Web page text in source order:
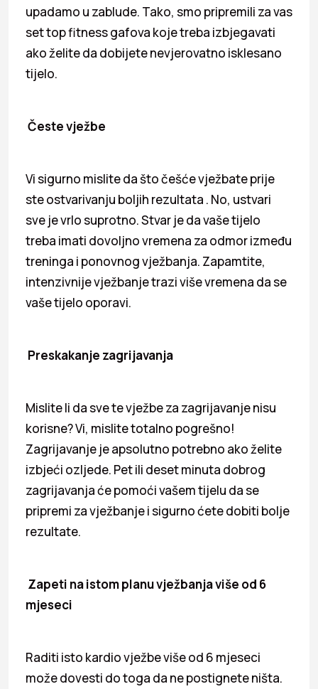
upadamo u zablude. Tako, smo pripremili za vas
set top fitness gafova koje treba izbjegavati
ako želite da dobijete nevjerovatno isklesano
tijelo.
Česte vježbe
Vi sigurno mislite da što češće vježbate prije
ste ostvarivanju boljih rezultata . No, ustvari
sve je vrlo suprotno. Stvar je da vaše tijelo
treba imati dovoljno vremena za odmor između
treninga i ponovnog vježbanja. Zapamtite,
intenzivnije vježbanje trazi više vremena da se
vaše tijelo oporavi.
Preskakanje zagrijavanja
Mislite li da sve te vježbe za zagrijavanje nisu
korisne? Vi, mislite totalno pogrešno!
Zagrijavanje je apsolutno potrebno ako želite
izbjeći ozljede. Pet ili deset minuta dobrog
zagrijavanja će pomoći vašem tijelu da se
pripremi za vježbanje i sigurno ćete dobiti bolje
rezultate.
Zapeti na istom planu vježbanja više od 6
mjeseci
Raditi isto kardio vježbe više od 6 mjeseci
može dovesti do toga da ne postignete ništa.